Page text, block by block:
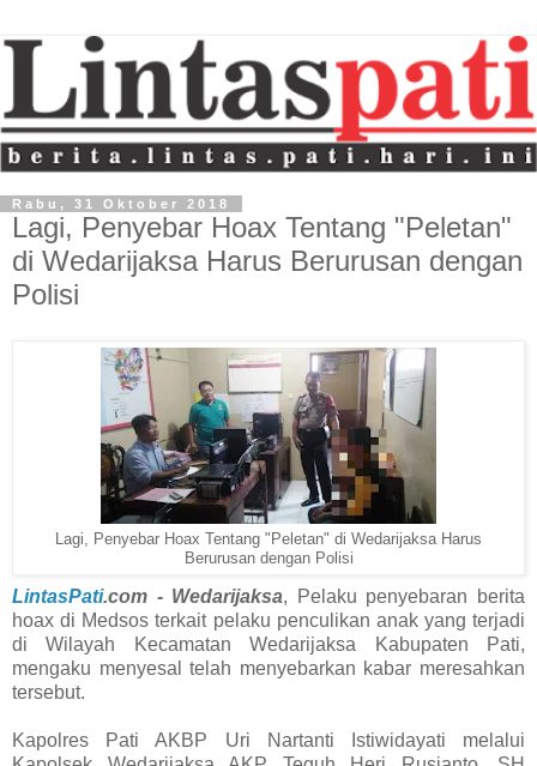
Rabu, 31 Oktober 2018
Lagi, Penyebar Hoax Tentang "Peletan"
di Wedarijaksa Harus Berurusan dengan
Polisi
Lagi, Penyebar Hoax Tentang "Peletan" di Wedarijaksa Harus
Berurusan dengan Polisi
LintasPati.com - Wedarijaksa, Pelaku penyebaran berita
hoax di Medsos terkait pelaku penculikan anak yang terjadi
di Wilayah Kecamatan Wedarijaksa Kabupaten Pati,
mengaku menyesal telah menyebarkan kabar meresahkan
tersebut.
Kapolres Pati AKBP Uri Nartanti Istiwidayati melalui